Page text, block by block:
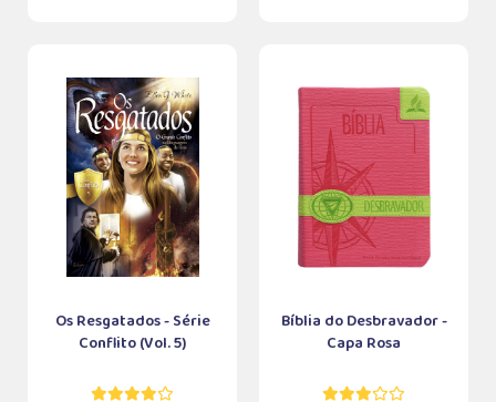
Os Resgatados - Série
Conflito (Vol. 5)
Bíblia do Desbravador -
Capa Rosa